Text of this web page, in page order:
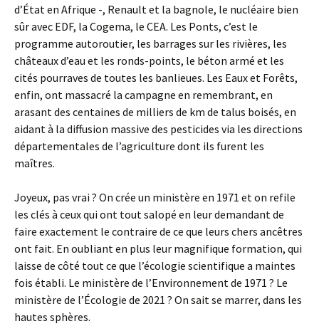
d’État en Afrique -, Renault et la bagnole, le nucléaire bien
sûr avec EDF, la Cogema, le CEA. Les Ponts, c’est le
programme autoroutier, les barrages sur les rivières, les
châteaux d’eau et les ronds-points, le béton armé et les
cités pourraves de toutes les banlieues. Les Eaux et Forêts,
enfin, ont massacré la campagne en remembrant, en
arasant des centaines de milliers de km de talus boisés, en
aidant à la diffusion massive des pesticides via les directions
départementales de l’agriculture dont ils furent les
maîtres.
Joyeux, pas vrai ? On crée un ministère en 1971 et on refile
les clés à ceux qui ont tout salopé en leur demandant de
faire exactement le contraire de ce que leurs chers ancêtres
ont fait. En oubliant en plus leur magnifique formation, qui
laisse de côté tout ce que l’écologie scientifique a maintes
fois établi. Le ministère de l’Environnement de 1971 ? Le
ministère de l’Écologie de 2021 ? On sait se marrer, dans les
hautes sphères.